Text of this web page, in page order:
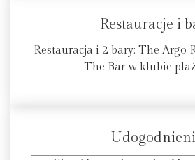
Restauracje i
Restauracja i 2 bary: The Argo
The Bar w klubie